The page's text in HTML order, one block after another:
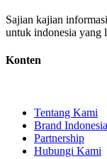
Sajian kajian
untuk indonesia yang
Konten
Tentang Kami
Brand
Partnership
Hubungi Kami